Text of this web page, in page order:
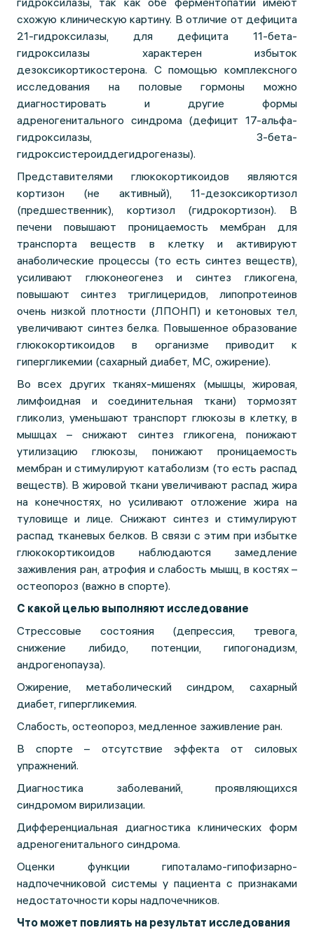
схожую клиническую картину. В отличие от дефицита
21-гидроксилазы, для дефицита 11-бета-
гидроксилазы характерен избыток
дезоксикортикостерона. С помощью комплексного
исследования на половые гормоны можно
диагностировать и другие формы
адреногенитального синдрома (дефицит 17-альфа-
гидроксилазы, 3-бета-
гидроксистероиддегидрогеназы).
Представителями глюкокортикоидов являются
кортизон (не активный), 11-дезоксикортизол
(предшественник), кортизол (гидрокортизон). В
печени повышают проницаемость мембран для
транспорта веществ в клетку и активируют
анаболические процессы (то есть синтез веществ),
усиливают глюконеогенез и синтез гликогена,
повышают синтез триглицеридов, липопротеинов
очень низкой плотности (ЛПОНП) и кетоновых тел,
увеличивают синтез белка. Повышенное образование
глюкокортикоидов в организме приводит к
гипергликемии (сахарный диабет, МС, ожирение).
Во всех других тканях-мишенях (мышцы, жировая,
лимфоидная и соединительная ткани) тормозят
гликолиз, уменьшают транспорт глюкозы в клетку, в
мышцах – снижают синтез гликогена, понижают
утилизацию глюкозы, понижают проницаемость
мембран и стимулируют катаболизм (то есть распад
веществ). В жировой ткани увеличивают распад жира
на конечностях, но усиливают отложение жира на
туловище и лице. Снижают синтез и стимулируют
распад тканевых белков. В связи с этим при избытке
глюкокортикоидов наблюдаются замедление
заживления ран, атрофия и слабость мышц, в костях –
остеопороз (важно в спорте).
С какой целью выполняют исследование
Стрессовые состояния (депрессия, тревога,
снижение либидо, потенции, гипогонадизм,
андрогенопауза).
Ожирение, метаболический синдром, сахарный
диабет, гипергликемия.
Слабость, остеопороз, медленное заживление ран.
В спорте – отсутствие эффекта от силовых
упражнений.
Диагностика заболеваний, проявляющихся
синдромом вирилизации.
Дифференциальная диагностика клинических форм
адреногенитального синдрома.
Оценки функции гипоталамо-гипофизарно-
надпочечниковой системы у пациента с признаками
недостаточности коры надпочечников.
Что может повлиять на результат исследования